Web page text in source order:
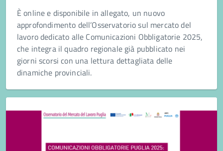
È online e disponibile in allegato, un nuovo
approfondimento dell’Osservatorio sul mercato del
lavoro dedicato alle Comunicazioni Obbligatorie 2025,
che integra il quadro regionale già pubblicato nei
giorni scorsi con una lettura dettagliata delle
dinamiche provinciali.